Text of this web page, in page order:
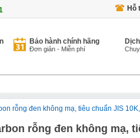
Hỗ
Bảo hành chính hãng
Đơn giản - Miễn phí
rỗng đen không mạ, tiêu chuẩn JIS
rỗng đen không mạ,